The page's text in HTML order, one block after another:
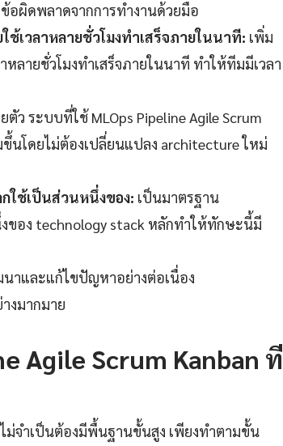
อผิดพลาดจากการทำงานด้วยมือ
ช้เวลาหลายชั่วโมงทำเสร็จภายในนาที: เพิ่ม
หลายชั่วโมงทำเสร็จภายในนาที ทำให้ทีมมีเวลา
ตัว ระบบที่ใช้ MLOps Pipeline Agile Scrum
นโดยไม่ต้องเปลี่ยนแปลง architecture ใหม่
ใช้เป็นส่วนหนึ่งของ: เป็นมาตรฐาน
ของ technology stack หลักทำให้ทักษะนี้มี
และแก้ไขปัญหาอย่างต่อเนื่อง
งมากมาย
Agile Scrum Kanban ที
ไม่จำเป็นต้องมีพื้นฐานขั้นสูง เพียงทำตามขั้น